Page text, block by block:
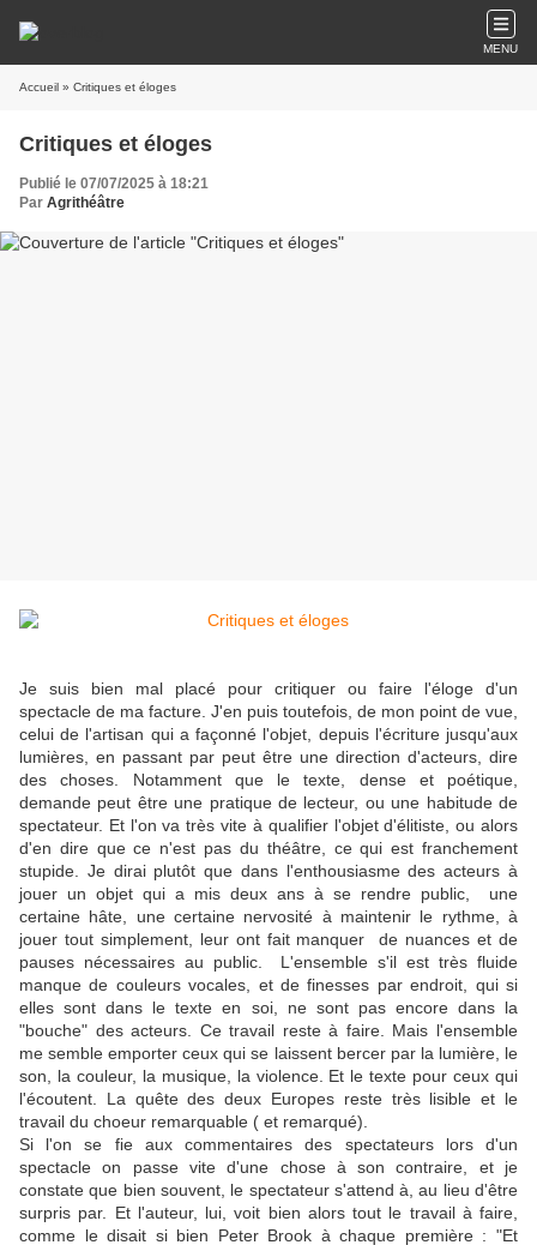
MENU
Accueil » Critiques et éloges
Critiques et éloges
Publié le 07/07/2025 à 18:21
Par Agrithéâtre
Je suis bien mal placé pour critiquer ou faire l'éloge d'un
spectacle de ma facture. J'en puis toutefois, de mon point de vue,
celui de l'artisan qui a façonné l'objet, depuis l'écriture jusqu'aux
lumières, en passant par peut être une direction d'acteurs, dire
des choses. Notamment que le texte, dense et poétique,
demande peut être une pratique de lecteur, ou une habitude de
spectateur. Et l'on va très vite à qualifier l'objet d'élitiste, ou alors
d'en dire que ce n'est pas du théâtre, ce qui est franchement
stupide. Je dirai plutôt que dans l'enthousiasme des acteurs à
jouer un objet qui a mis deux ans à se rendre public, une
certaine hâte, une certaine nervosité à maintenir le rythme, à
jouer tout simplement, leur ont fait manquer de nuances et de
pauses nécessaires au public. L'ensemble s'il est très fluide
manque de couleurs vocales, et de finesses par endroit, qui si
elles sont dans le texte en soi, ne sont pas encore dans la
"bouche" des acteurs. Ce travail reste à faire. Mais l'ensemble
me semble emporter ceux qui se laissent bercer par la lumière, le
son, la couleur, la musique, la violence. Et le texte pour ceux qui
l'écoutent. La quête des deux Europes reste très lisible et le
travail du choeur remarquable ( et remarqué).
Si l'on se fie aux commentaires des spectateurs lors d'un
spectacle on passe vite d'une chose à son contraire, et je
constate que bien souvent, le spectateur s'attend à, au lieu d'être
surpris par. Et l'auteur, lui, voit bien alors tout le travail à faire,
comme le disait si bien Peter Brook à chaque première : "Et